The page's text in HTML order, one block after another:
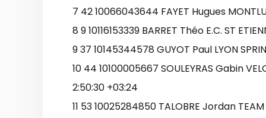
7 42 10066043644 FAYET Hugues
8 9 10116153339 BARRET Théo E.C. ST
9 37 10145344578 GUYOT Paul LYON
10 44 10100005667 SOULEYRAS Gabin
2:50:30 +03:24
11 53 10025284850 TALOBRE Jordan